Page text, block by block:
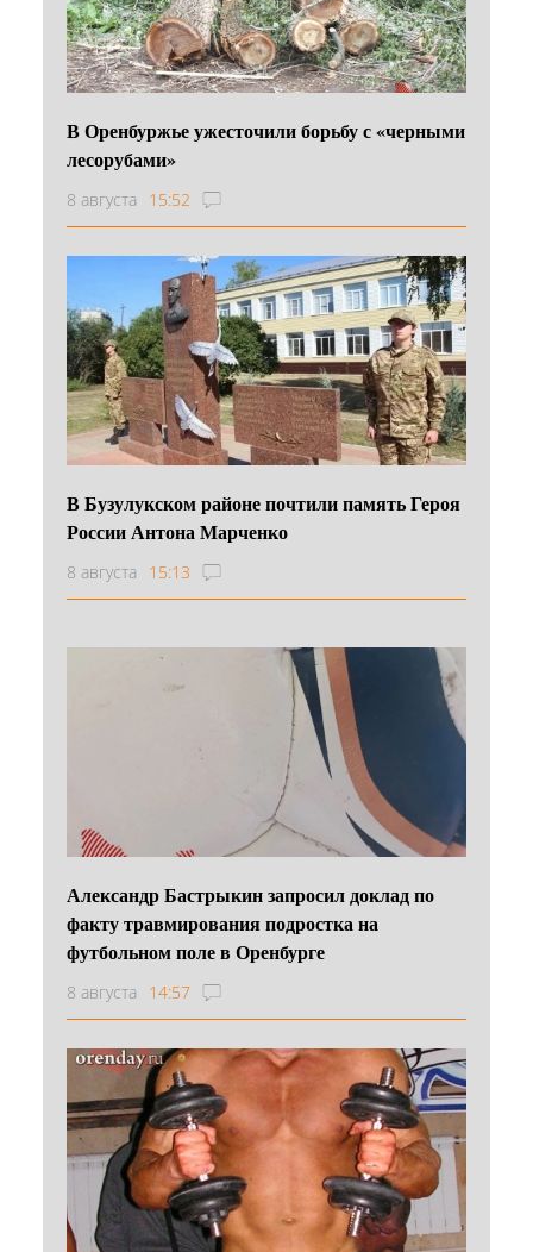
В Оренбуржье ужесточили борьбу с «черными
лесорубами»
8 августа 15:52
В Бузулукском районе почтили память Героя
России Антона Марченко
8 августа 15:13
Александр Бастрыкин запросил доклад по
факту травмирования подростка на
футбольном поле в Оренбурге
8 августа 14:57